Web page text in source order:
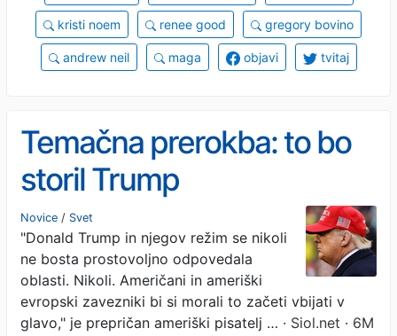
kristi noem renee good gregory bovino
andrew neil maga objavi tvitaj
Temačna prerokba: to bo
storil Trump
Novice / Svet
"Donald Trump in njegov režim se nikoli
ne bosta prostovoljno odpovedala
oblasti. Nikoli. Američani in ameriški
evropski zavezniki bi si morali to začeti vbijati v
glavo," je prepričan ameriški pisatelj … · Siol.net · 6M